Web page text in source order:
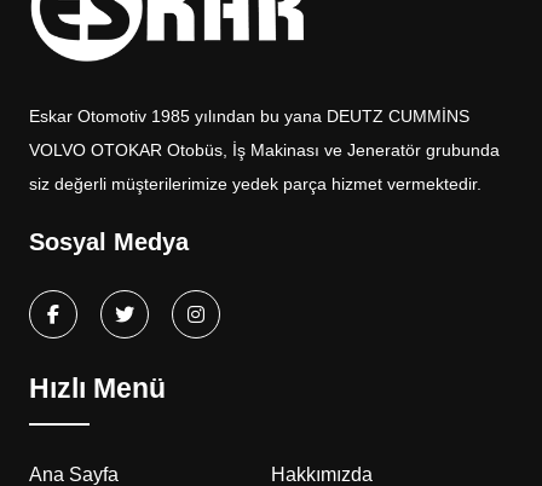
Eskar Otomotiv 1985 yılından bu yana DEUTZ CUMMİNS
VOLVO OTOKAR Otobüs, İş Makinası ve Jeneratör grubunda
siz değerli müşterilerimize yedek parça hizmet vermektedir.
Sosyal Medya
Hızlı Menü
Ana Sayfa Hakkımızda